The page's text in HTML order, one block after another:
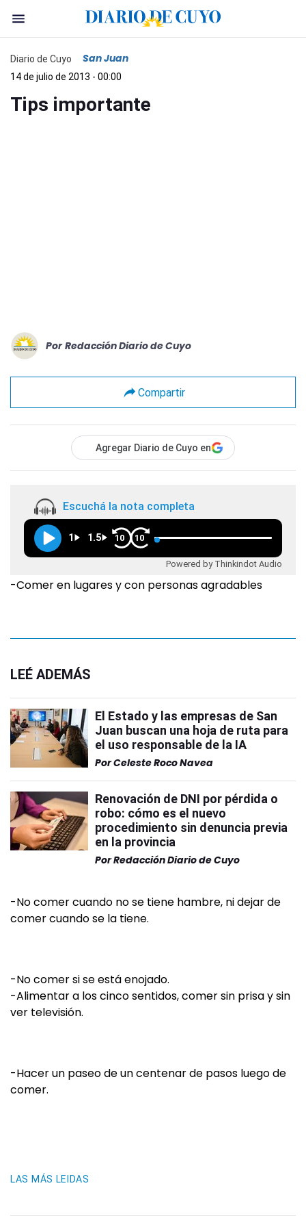
Diario de Cuyo San Juan
14 de julio de 2013 - 00:00
Tips importante
Por Redacción Diario de Cuyo
Compartir
Agregar Diario de Cuyo en
Escuchá la nota completa
1 1.5 10 10
Powered by Thinkindot Audio
-Comer en lugares y con personas agradables
LEÉ ADEMÁS
El Estado y las empresas de San
Juan buscan una hoja de ruta para
el uso responsable de la IA
PorCeleste Roco Navea
Renovación de DNI por pérdida o
robo: cómo es el nuevo
procedimiento sin denuncia previa
en la provincia
PorRedacción Diario de Cuyo
-No comer cuando no se tiene hambre, ni dejar de
comer cuando se la tiene.
-No comer si se está enojado.
-Alimentar a los cinco sentidos, comer sin prisa y sin
ver televisión.
-Hacer un paseo de un centenar de pasos luego de
comer.
LAS MÁS LEIDAS